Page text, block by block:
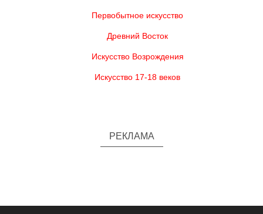
Первобытное искусство
Древний Восток
Искусство Возрождения
Искусство 17-18 веков
РЕКЛАМА